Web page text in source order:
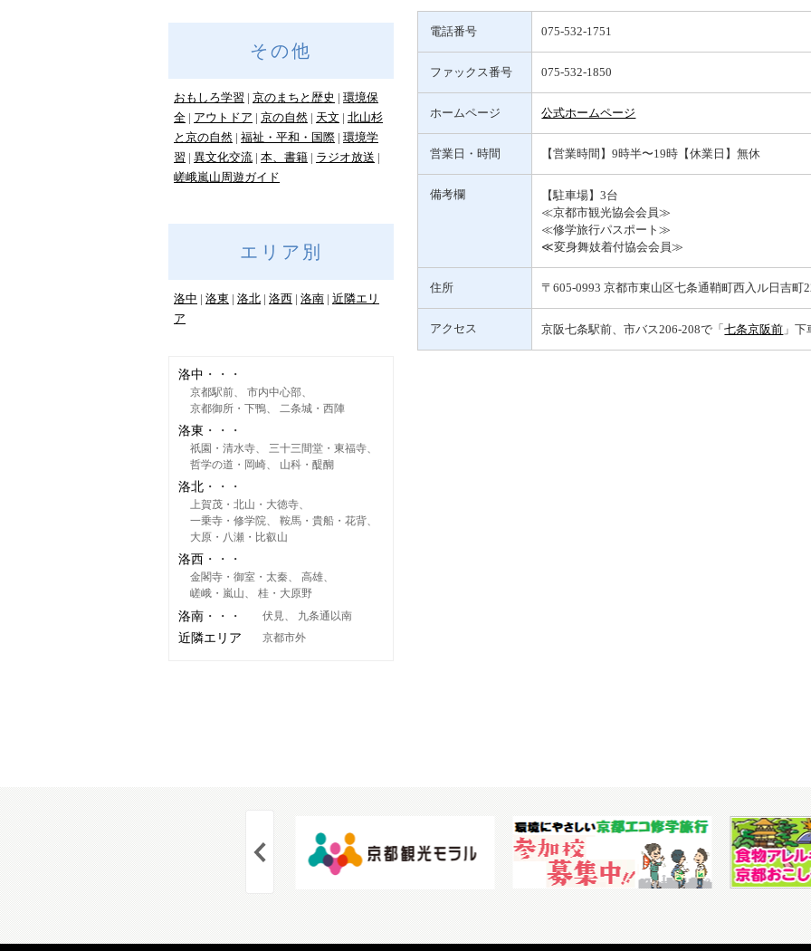
電話番号 075-532-1751
ファックス番号 075-532-1850
ホームページ 公式ホームページ
営業日・時間 【営業時間】9時半〜19時【休業日】無休
備考欄
【駐車場】3台
≪京都市観光協会会員≫
≪修学旅行パスポート≫
≪変身舞妓着付協会会員≫
住所 〒605-0993 京都市東山区七条通鞘町西入ル日吉町
アクセス 京阪七条駅前、市バス206-208で「七条京阪前 」
その他
おもしろ学習 京のまちと歴史
環境保
全
アウトドア 京の自然 天文
北山杉
と京の自然 福祉・平和・国際 環境学
習
異文化交流 本、書籍
ラジオ放送
嵯峨嵐山周遊ガイド
エリア別
洛中 洛東 洛北 洛西 洛南 近隣エリ
ア
洛中
京都駅前
市内中心部
京都御所・下鴨
二条城・西陣
洛東
祇園・清水寺
三十三間堂・東福寺
哲学の道・岡崎
山科・醍醐
洛北
上賀茂・北山・大徳寺
一乗寺・修学院
鞍馬・貴船・花背
大原・八瀬・比叡山
洛西
金閣寺・御室・太秦
高雄
嵯峨・嵐山
桂・大原野
洛南 伏見 九条通以南
近隣エリア 京都市外